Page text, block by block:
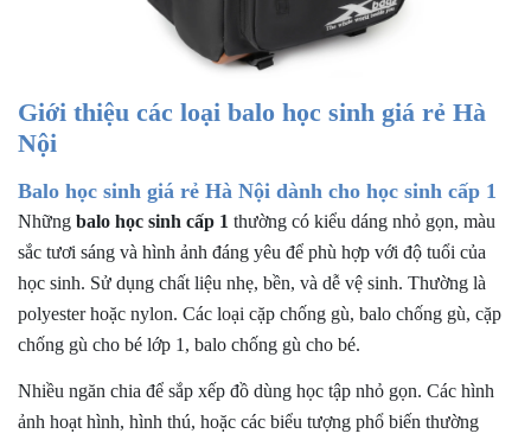
Giới thiệu các loại balo học sinh giá rẻ Hà
Nội
Balo học sinh giá rẻ Hà Nội dành cho học sinh cấp 1
Những balo học sinh cấp 1 thường có kiểu dáng nhỏ gọn, màu
sắc tươi sáng và hình ảnh đáng yêu để phù hợp với độ tuổi của
học sinh. Sử dụng chất liệu nhẹ, bền, và dễ vệ sinh. Thường là
polyester hoặc nylon. Các loại cặp chống gù, balo chống gù, cặp
chống gù cho bé lớp 1, balo chống gù cho bé.
Nhiều ngăn chia để sắp xếp đồ dùng học tập nhỏ gọn. Các hình
ảnh hoạt hình, hình thú, hoặc các biểu tượng phổ biến thường